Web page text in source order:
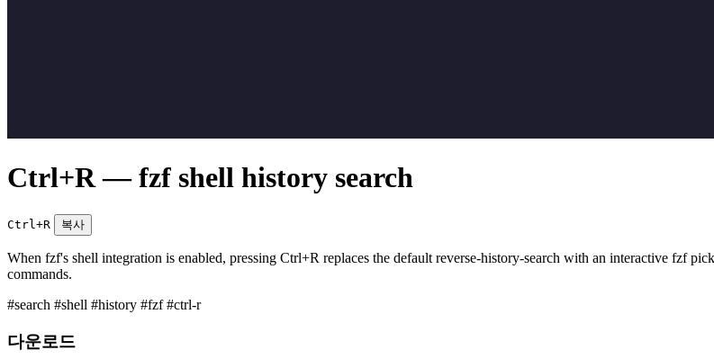
Ctrl+R — fzf shell history search
Ctrl+R 복사
When fzf's shell integration is enabled, pressing Ctrl+R replaces the default reverse-history-search with an interactive fzf
commands.
#search #shell #history #fzf#ctrl-r
다운로드